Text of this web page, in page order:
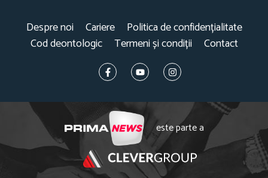
Despre noi Cariere
Politica de confidențialitate
Cod deontologic
Termeni și condiții Contact
este parte a